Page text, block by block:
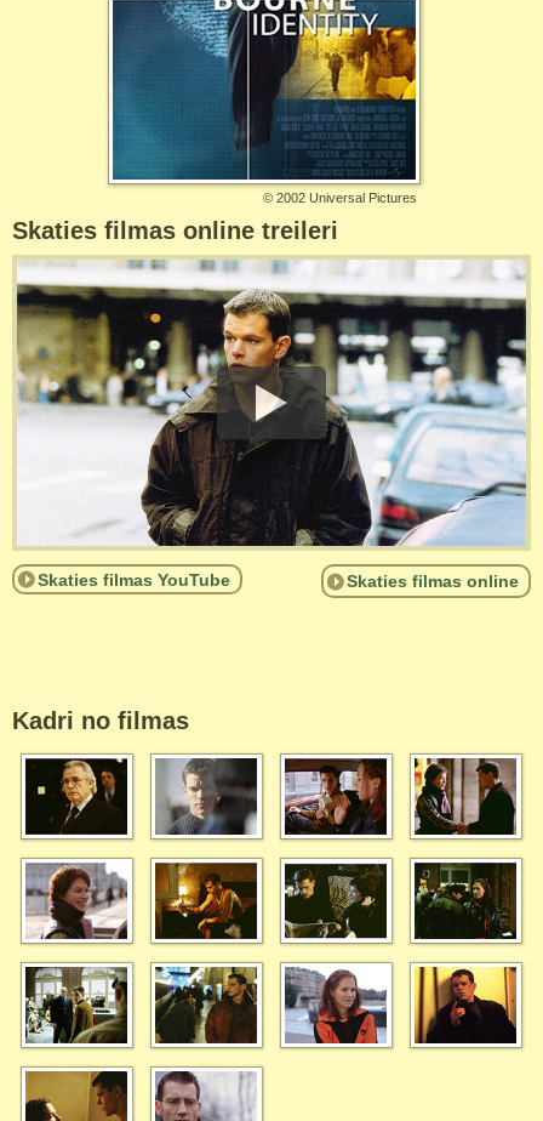
© 2002 Universal Pictures
Skaties filmas online treileri
Skaties filmas online
Skaties filmas YouTube
Kadri no filmas